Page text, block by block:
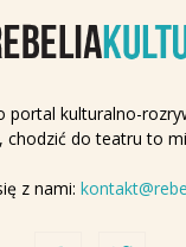
portal kulturalno-
chodzić do teatru to
z nami: